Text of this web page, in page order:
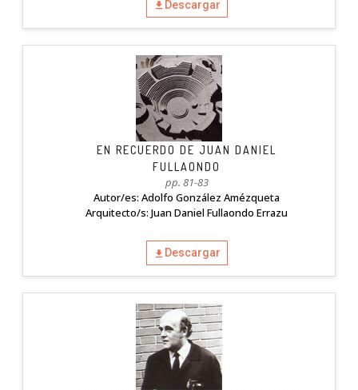
Descargar
EN RECUERDO DE JUAN DANIEL
FULLAONDO
pp. 81-83
Autor/es: Adolfo González Amézqueta
Arquitecto/s: Juan Daniel Fullaondo Errazu
Descargar